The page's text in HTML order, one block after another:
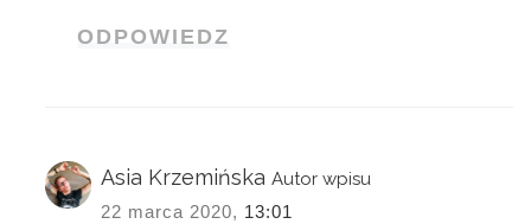
ODPOWIEDZ
Asia KrzemińskaAutor wpisu
22 marca 2020, 13:01